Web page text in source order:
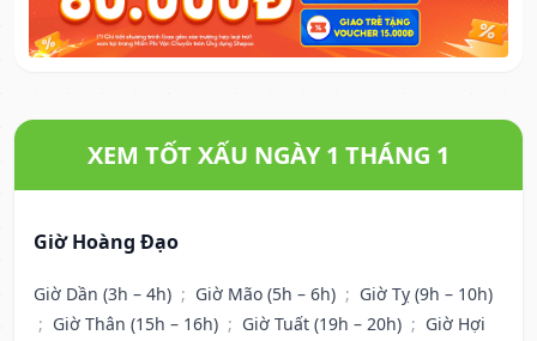
XEM TỐT XẤU NGÀY 1 THÁNG 1
Giờ Hoàng Đạo
Giờ Dần (3h – 4h) ; Giờ Mão (5h – 6h) ; Giờ Tỵ (9h – 10h)
; Giờ Thân (15h – 16h) ; Giờ Tuất (19h – 20h) ; Giờ Hợi